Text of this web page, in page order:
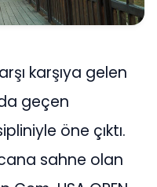
karşıya gelen
geçen
öne çıktı.
sahne olan